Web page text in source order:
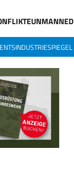
UNMANNED
INDUSTRIESPIEGEL